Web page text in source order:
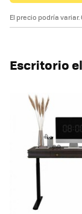
El precio podría
Escritorio